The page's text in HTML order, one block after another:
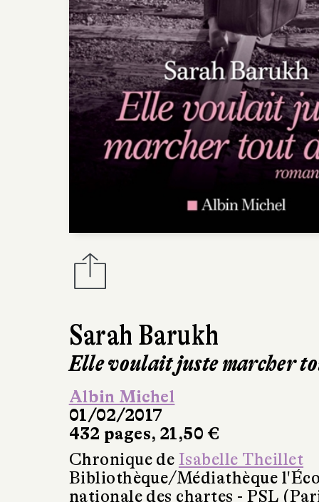
Sarah Barukh
Elle voulait juste marcher
Albin Michel
01/02/2017
432 pages, 21,50 €
Chronique de Isabelle Theillet
Bibliothèque/Médiathèque
nationale des chartes - PSL